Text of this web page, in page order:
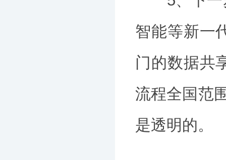
智能等新一
门的数据共
流程全国范
是透明的。